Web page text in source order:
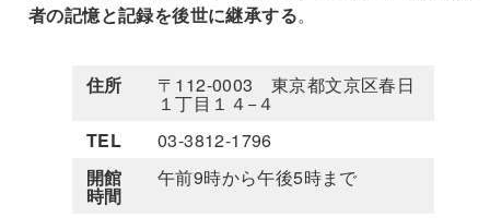
者の記憶と記録を後世に継承する。
住所 〒112-0003 東京都文京区春日
１丁目１４−４
TEL
03-3812-1796
開館
時間
午前9時から午後5時まで